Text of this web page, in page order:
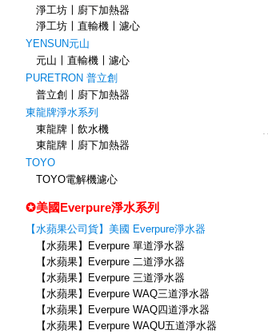
淨工坊〡廚下加熱器
淨工坊〡直輸機〡濾心
YENSUN元山
元山〡直輸機〡濾心
PURETRON 普立創
普立創〡廚下加熱器
東龍牌淨水系列
東龍牌〡飲水機
東龍牌〡廚下加熱器
TOYO
TOYO電解機濾心
✪美國Everpure淨水系列
【水蘋果公司貨】美國 Everpure淨水器
【水蘋果】Everpure 單道淨水器
【水蘋果】Everpure 二道淨水器
【水蘋果】Everpure 三道淨水器
【水蘋果】Everpure WAQ三道淨水器
【水蘋果】Everpure WAQ四道淨水器
【水蘋果】Everpure WAQU五道淨水器